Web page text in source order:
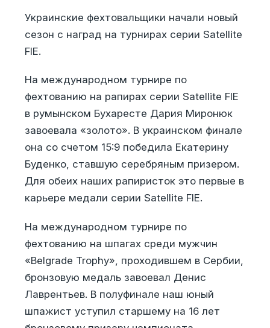
Украинские фехтовальщики начали новый
сезон с наград на турнирах серии Satellite
FIE.
На международном турнире по
фехтованию на рапирах серии Satellite FIE
в румынском Бухаресте Дария Миронюк
завоевала «золото». В украинском финале
она со счетом 15:9 победила Екатерину
Буденко, ставшую серебряным призером.
Для обеих наших рапиристок это первые в
карьере медали серии Satellite FIE.
На международном турнире по
фехтованию на шпагах среди мужчин
«Belgrade Trophy», проходившем в Сербии,
бронзовую медаль завоевал Денис
Лаврентьев. В полуфинале наш юный
шпажист уступил старшему на 16 лет